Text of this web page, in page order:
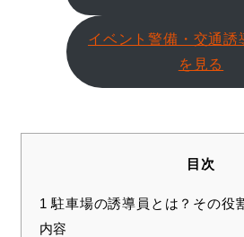
イベント警備・交通誘
を見る
目次
1 駐車場の誘導員とは？その役
内容